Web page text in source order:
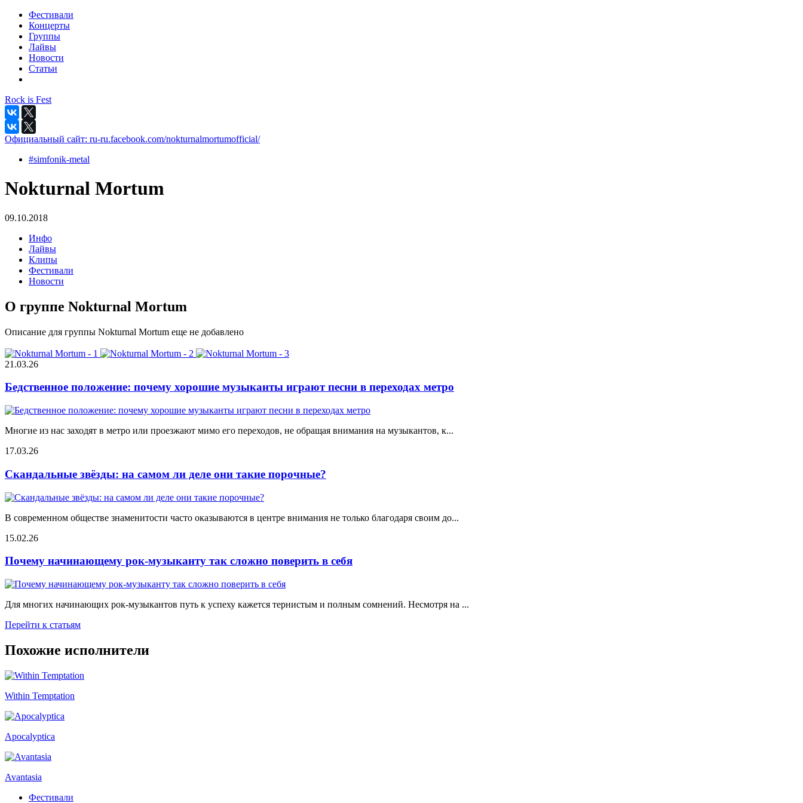
Фестивали
Концерты
Группы
Лайвы
Новости
Статьи
Rock is Fest
Официальный сайт: ru-ru.facebook.com/nokturnalmortumofficial/
#simfonik-metal
Nokturnal Mortum
09.10.2018
Инфо
Лайвы
Клипы
Фестивали
Новости
О группе Nokturnal Mortum
Описание для группы Nokturnal Mortum еще не добавлено
21.03.26
Бедственное положение: почему хорошие музыканты играют песни в переходах метро
Многие из нас заходят в метро или проезжают мимо его переходов, не обращая внимания на музыкантов, к...
17.03.26
Скандальные звёзды: на самом ли деле они такие порочные?
В современном обществе знаменитости часто оказываются в центре внимания не только благодаря своим до...
15.02.26
Почему начинающему рок-музыканту так сложно поверить в себя
Для многих начинающих рок-музыкантов путь к успеху кажется тернистым и полным сомнений. Несмотря на ...
Перейти к статьям
Похожие исполнители
Within Temptation
Apocalyptica
Avantasia
Фестивали